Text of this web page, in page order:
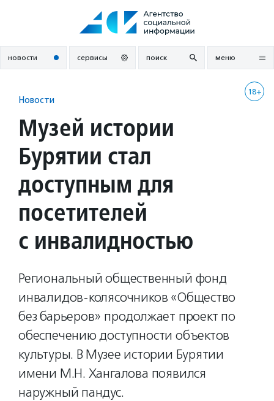
новости сервисы поиск меню
18+
Новости
Музей истории
Бурятии стал
доступным для
посетителей
с инвалидностью
Региональный общественный фонд
инвалидов-колясочников «Общество
без барьеров» продолжает проект по
обеспечению доступности объектов
культуры. В Музее истории Бурятии
имени М.Н. Хангалова появился
наружный пандус.